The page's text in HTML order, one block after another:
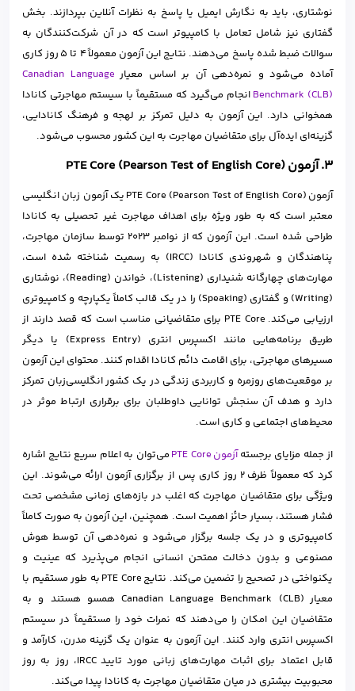
نوشتاری، باید به نگارش ایمیل یا پاسخ به نظرات آنلاین بپردازند. بخش
گفتاری نیز شامل تعامل با کامپیوتر است که در آن شرکت‌کنندگان به
سوالات ضبط شده پاسخ می‌دهند. نتایج این آزمون معمولاً 4 تا 5 روز کاری
آماده می‌شود و نمره‌دهی آن بر اساس معیار Canadian Language
Benchmark (CLB) انجام می‌گیرد که مستقیماً با سیستم مهاجرتی کانادا
همخوانی دارد. این آزمون به دلیل تمرکز بر لهجه و فرهنگ کانادایی،
گزینه‌ای ایده‌آل برای متقاضیان مهاجرت به این کشور محسوب می‌شود.
3. آزمون PTE Core (Pearson Test of English Core)
آزمون PTE Core (Pearson Test of English Core) یک آزمون زبان انگلیسی
معتبر است که به طور ویژه برای اهداف مهاجرت غیر تحصیلی به کانادا
طراحی شده است. این آزمون که از نوامبر ۲۰۲۳ توسط سازمان مهاجرت،
پناهندگان و شهروندی کانادا (IRCC) به رسمیت شناخته شده است،
مهارت‌های چهارگانه شنیداری (Listening)، خواندن (Reading)، نوشتاری
(Writing) و گفتاری (Speaking) را در یک قالب کاملاً یکپارچه و کامپیوتری
ارزیابی می‌کند. PTE Core برای متقاضیانی مناسب است که قصد دارند از
طریق برنامه‌هایی مانند اکسپرس انتری (Express Entry) یا دیگر
مسیرهای مهاجرتی، برای اقامت دائم کانادا اقدام کنند. محتوای این آزمون
بر موقعیت‌های روزمره و کاربردی زندگی در یک کشور انگلیسی‌زبان تمرکز
دارد و هدف آن سنجش توانایی داوطلبان برای برقراری ارتباط موثر در
محیط‌های اجتماعی و کاری است.
از جمله مزایای برجستهآزمون PTE Core
می‌توان به اعلام سریع نتایج اشاره
کرد که معمولاً ظرف ۲ روز کاری پس از برگزاری آزمون ارائه می‌شوند. این
ویژگی برای متقاضیان مهاجرت که اغلب در بازه‌های زمانی مشخصی تحت
فشار هستند، بسیار حائز اهمیت است. همچنین، این آزمون به صورت کاملاً
کامپیوتری و در یک جلسه برگزار می‌شود و نمره‌دهی آن توسط هوش
مصنوعی و بدون دخالت ممتحن انسانی انجام می‌پذیرد که عینیت و
یکنواختی در تصحیح را تضمین می‌کند. نتایج PTE Core به طور مستقیم با
معیار Canadian Language Benchmark (CLB) همسو هستند و به
متقاضیان این امکان را می‌دهند که نمرات خود را مستقیماً در سیستم
اکسپرس انتری وارد کنند. این آزمون به عنوان یک گزینه مدرن، کارآمد و
قابل اعتماد برای اثبات مهارت‌های زبانی مورد تایید IRCC، روز به روز
محبوبیت بیشتری در میان متقاضیان مهاجرت به کانادا پیدا می‌کند.